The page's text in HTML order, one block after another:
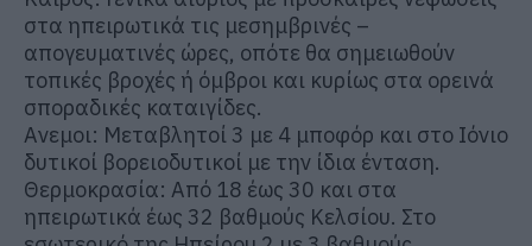
στα ηπειρωτικά τις μεσημβρινές –
απογευματινές ώρες, οπότε θα σημειωθούν
τοπικές βροχές ή όμβροι και κυρίως στα ορεινά
σποραδικές καταιγίδες.
Ανεμοι: Μεταβλητοί 3 με 4 μποφόρ και στο Ιόνιο
δυτικοί βορειοδυτικοί με την ίδια ένταση.
Θερμοκρασία: Από 18 έως 30 και στα
ηπειρωτικά έως 32 βαθμούς Κελσίου. Στο